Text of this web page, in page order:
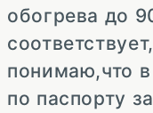
обогрева до
понимаю,что
по паспорту